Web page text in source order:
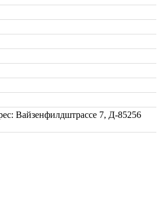
Вайзенфилдштрассе 7, Д-85256